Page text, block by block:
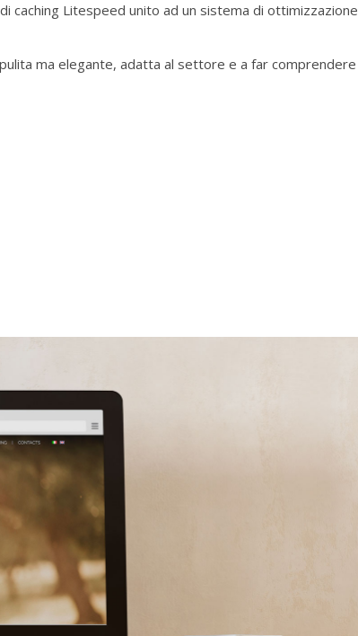
caching Litespeed unito ad un sistema di ottimizzazione
ma elegante, adatta al settore e a far comprendere